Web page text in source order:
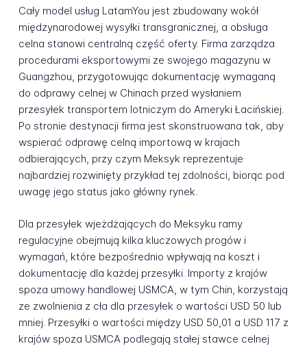
Cały model usług LatamYou jest zbudowany wokół
międzynarodowej wysyłki transgranicznej, a obsługa
celna stanowi centralną część oferty. Firma zarządza
procedurami eksportowymi ze swojego magazynu w
Guangzhou, przygotowując dokumentację wymaganą
do odprawy celnej w Chinach przed wysłaniem
przesyłek transportem lotniczym do Ameryki Łacińskiej.
Po stronie destynacji firma jest skonstruowana tak, aby
wspierać odprawę celną importową w krajach
odbierających, przy czym Meksyk reprezentuje
najbardziej rozwinięty przykład tej zdolności, biorąc pod
uwagę jego status jako główny rynek.
Dla przesyłek wjeżdżających do Meksyku ramy
regulacyjne obejmują kilka kluczowych progów i
wymagań, które bezpośrednio wpływają na koszt i
dokumentację dla każdej przesyłki. Importy z krajów
spoza umowy handlowej USMCA, w tym Chin, korzystają
ze zwolnienia z cła dla przesyłek o wartości USD 50 lub
mniej. Przesyłki o wartości między USD 50,01 a USD 117 z
krajów spoza USMCA podlegają stałej stawce celnej